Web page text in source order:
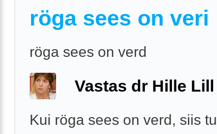
röga sees on veri
röga sees on verd
Vastas dr Hille Lill
Kui röga sees on verd, siis